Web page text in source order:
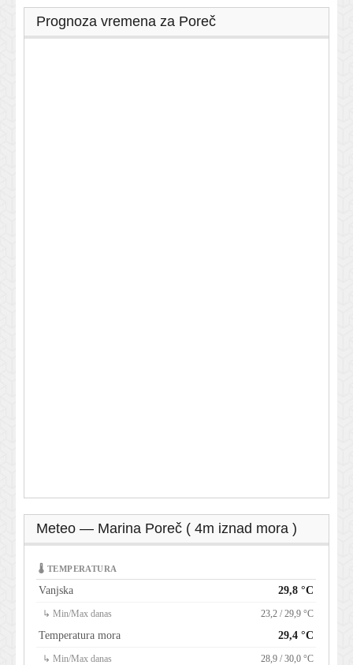
Prognoza vremena za Poreč
Meteo — Marina Poreč ( 4m iznad mora )
🌡 TEMPERATURA
Vanjska 29,8 °C
↳ Min/Max danas 23,2 / 29,9 °C
Temperatura mora 29,4 °C
↳ Min/Max danas 28,9 / 30,0 °C